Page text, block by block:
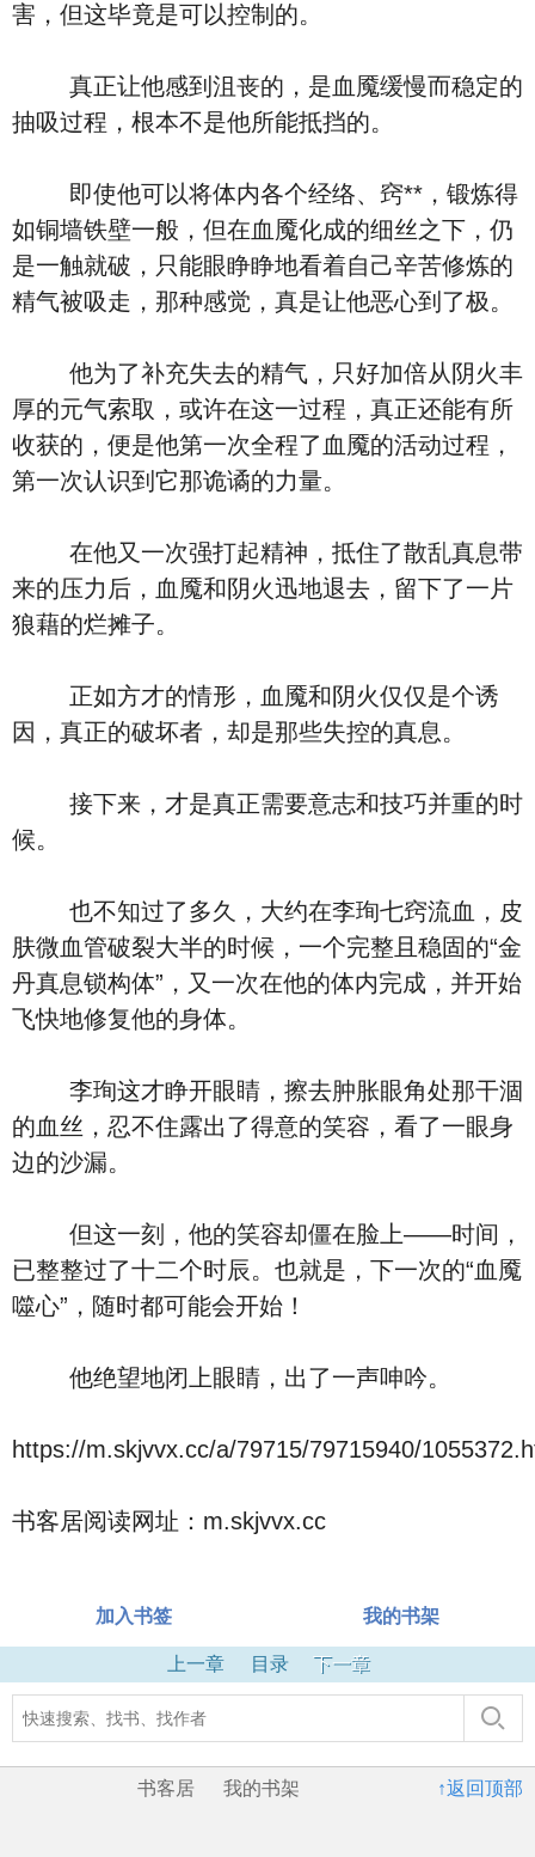
害，但这毕竟是可以控制的。
真正让他感到沮丧的，是血魇缓慢而稳定的
抽吸过程，根本不是他所能抵挡的。
即使他可以将体内各个经络、窍**，锻炼得
如铜墙铁壁一般，但在血魇化成的细丝之下，仍
是一触就破，只能眼睁睁地看着自己辛苦修炼的
精气被吸走，那种感觉，真是让他恶心到了极。
他为了补充失去的精气，只好加倍从阴火丰
厚的元气索取，或许在这一过程，真正还能有所
收获的，便是他第一次全程了血魇的活动过程，
第一次认识到它那诡谲的力量。
在他又一次强打起精神，抵住了散乱真息带
来的压力后，血魇和阴火迅地退去，留下了一片
狼藉的烂摊子。
正如方才的情形，血魇和阴火仅仅是个诱
因，真正的破坏者，却是那些失控的真息。
接下来，才是真正需要意志和技巧并重的时
候。
也不知过了多久，大约在李珣七窍流血，皮
肤微血管破裂大半的时候，一个完整且稳固的“金
丹真息锁构体”，又一次在他的体内完成，并开始
飞快地修复他的身体。
李珣这才睁开眼睛，擦去肿胀眼角处那干涸
的血丝，忍不住露出了得意的笑容，看了一眼身
边的沙漏。
但这一刻，他的笑容却僵在脸上——时间，
已整整过了十二个时辰。也就是，下一次的“血魇
噬心”，随时都可能会开始！
他绝望地闭上眼睛，出了一声呻吟。
https://m.skjvvx.cc/a/79715/79715940/
书客居阅读网址：m.skjvvx.cc
加入书签 我的书架
上一章 目录 下一章
↑返回顶部
书客居 我的书架